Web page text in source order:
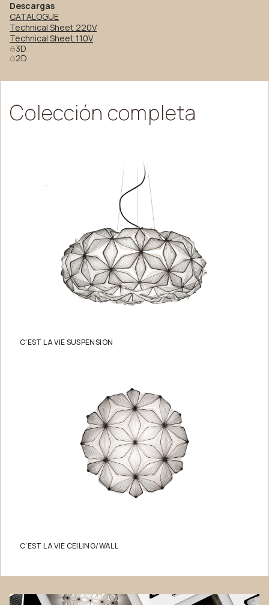
Descargas
CATALOGUE
Technical Sheet 220V
Technical Sheet 110V
3D
2D
Colección completa
C'EST LA VIE SUSPENSION
C'EST LA VIE CEILING/WALL